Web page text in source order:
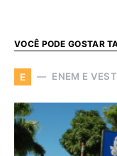
VOCÊ PODE GOSTAR
E ENEM E